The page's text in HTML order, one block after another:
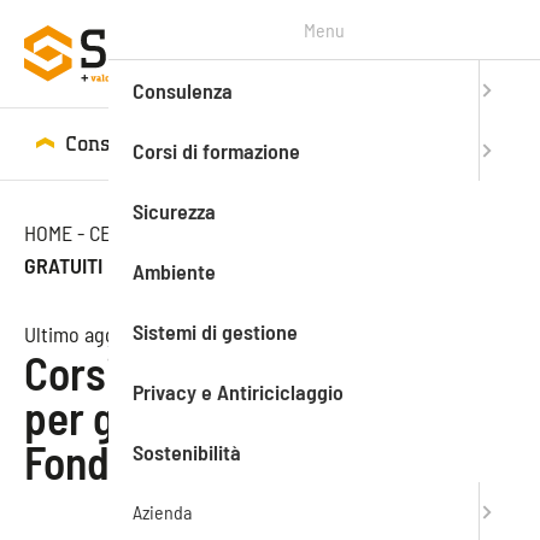
Consulenza Corsi di formazione
HOME- CENTRO STUDI
GRATUITI PER GLI STUDI ADERENTI A FONDOPROFESSIONI
Ultimo aggiornamento: 08.08.2024
Corsi di formazione gratuiti
per gli studi aderenti a
Fondoprofessioni
Menu
Consulenza
Corsi di formazione
Sicurezza
Ambiente
Sistemi di gestione
Privacy e Antiriciclaggio
Sostenibilità
Azienda